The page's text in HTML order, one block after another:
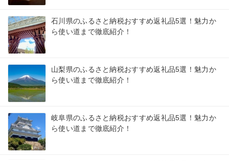
石川県のふるさと納税おすすめ返礼品5選！魅力か
ら使い道まで徹底紹介！
山梨県のふるさと納税おすすめ返礼品5選！魅力か
ら使い道まで徹底紹介！
岐阜県のふるさと納税おすすめ返礼品5選！魅力か
ら使い道まで徹底紹介！